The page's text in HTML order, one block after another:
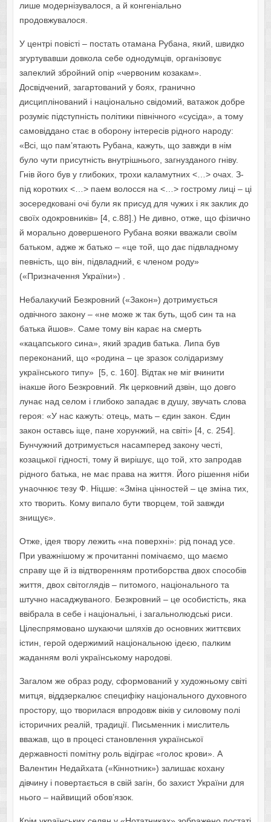
лише модернізувалося, а й конгеніально
продовжувалося.
У центрі повісті – постать отамана Рубана, який, швидко
згуртувавши довкола себе однодумців, організовує
запеклий збройний опір «червоним козакам».
Досвідчений, загартований у боях, гранично
дисциплінований і національно свідомий, ватажок добре
розуміє підступність політики північного «сусіда», а тому
самовіддано стає в оборону інтересів рідного народу:
«Всі, що пам’ятають Рубана, кажуть, що завжди в нім
було чути присутність внутрішнього, загнузданого гніву.
Гнів його був у глибоких, трохи каламутних <…> очах. З-
під коротких <…> паем волосся на <…> гострому лиці – ці
зосередковані очі були як присуд для чужих і як заклик до
своїх одокровників» [4, с.88].) Не дивно, отже, що фізично
й морально довершеного Рубана вояки вважали своїм
батьком, адже ж батько – «це той, що дає підвладному
певність, що він, підвладний, є членом роду»
(«Призначення України») .
Небалакучий Безкровний («Закон») дотримується
одвічного закону – «не може ж так буть, щоб син та на
батька йшов». Саме тому він карає на смерть
«кацапського сина», який зрадив батька. Липа був
переконаний, що «родина – це зразок солідаризму
українського типу» [5, с. 160]. Відтак не міг вчинити
інакше його Безкровний. Як церковний дзвін, що довго
лунає над селом і глибоко западає в душу, звучать слова
героя: «У нас кажуть: отець, мать – єдин закон. Єдин
закон оставсь іще, пане хорунжий, на світі» [4, с. 254].
Бунчужний дотримується насамперед закону честі,
козацької гідності, тому й вирішує, що той, хто запродав
рідного батька, не має права на життя. Його рішення ніби
унаочнює тезу Ф. Ніцше: «Зміна цінностей – це зміна тих,
хто творить. Кому випало бути творцем, той завжди
знищує».
Отже, ідея твору лежить «на поверхні»: рід понад усе.
При уважнішому ж прочитанні помічаємо, що маємо
справу ще й із відтворенням протиборства двох способів
життя, двох світоглядів – питомого, національного та
штучно насаджуваного. Безкровний – це особистість, яка
ввібрала в себе і національні, і загальнолюдські риси.
Цілеспрямовано шукаючи шляхів до основних життєвих
істин, герой одержимий національною ідеєю, палким
жаданням волі українському народові.
Загалом же образ роду, сформований у художньому світі
митця, віддзеркалює специфіку національного духовного
простору, що творилася впродовж віків у силовому полі
історичних реалій, традиції. Письменник і мислитель
вважав, що в процесі становлення української
державності помітну роль відіграє «голос крови». А
Валентин Недайхата («Кіннотник») залишає кохану
дівчину і повертається в свій загін, бо захист України для
нього – найвищий обов’язок.